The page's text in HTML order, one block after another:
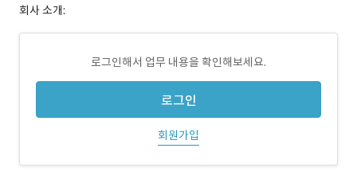
회사 소개:
로그인해서 업무 내용을 확인해보세요.
로그인
회원가입